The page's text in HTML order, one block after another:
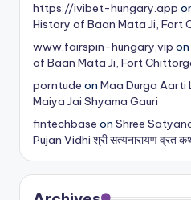
https://ivibet-hungary.app
History of Baan Mata Ji, Fort
www.fairspin-hungary.vip on
of Baan Mata Ji, Fort
porntude on Maa Durga Aarti
Maiya Jai Shyama Gauri
fintechbase on Shree
Pujan Vidhi श्री सत्यनारायण व्रत